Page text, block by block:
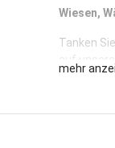
Wiesen,
Tanken
auf
Wander-
mehr